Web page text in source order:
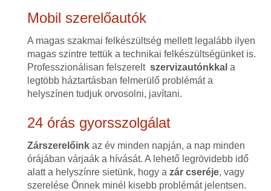
Mobil szerelőautók
A magas szakmai felkészültség mellett legalább ilyen
magas szintre tettük a technikai felkészültségünket is.
Professzionálisan felszerelt szervizautónkkal a
legtöbb háztartásban felmerülő problémát a
helyszínen tudjuk orvosolni, javítani.
24 órás gyorsszolgálat
Zárszerelőinkaz év minden napján, a nap minden
órájában várjaák a hívását. A lehető legrövidebb idő
alatt a helyszínre sietünk, hogy a zár cseréje, vagy
szerelése Önnek minél kisebb problémát jelentsen.